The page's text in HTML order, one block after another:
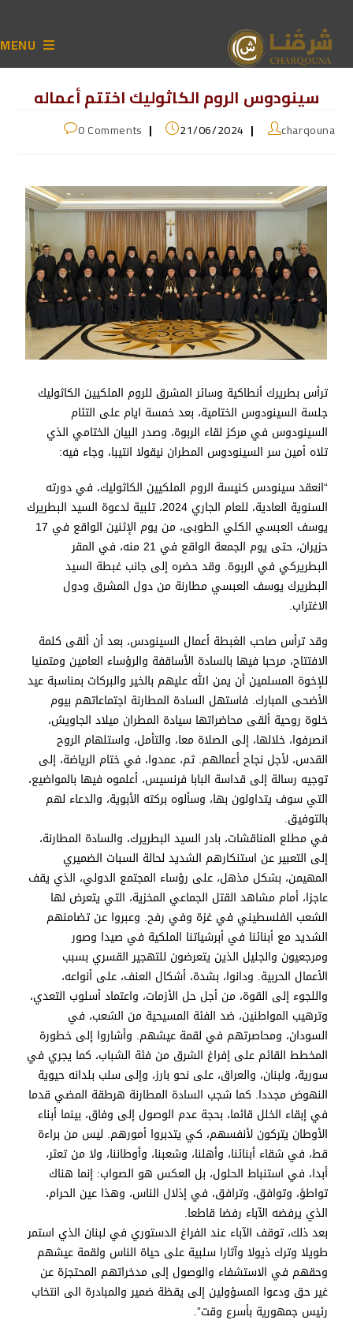
MENU
سينودوس الروم الكاثوليك اختتم أعماله
charqouna
21/06/2024
0 Comments
ترأس بطريرك أنطاكية وسائر المشرق للروم الملكيين الكاثوليك
جلسة السينودوس الختامية، بعد خمسة ايام على التئام
السينودوس في مركز لقاء الربوة، وصدر البيان الختامي الذي
تلاه أمين سر السينودوس المطران نيقولا انتيبا، وجاء فيه:
“انعقد سينودس كنيسة الروم الملكيين الكاثوليك، في دورته
السنوية العادية، للعام الجاري 2024، تلبية لدعوة السيد البطريرك
يوسف العبسي الكلي الطوبى، من يوم الإثنين الواقع في 17
حزيران، حتى يوم الجمعة الواقع في 21 منه، في المقر
البطريركي في الربوة. وقد حضره إلى جانب غبطة السيد
البطريرك يوسف العبسي مطارنة من دول المشرق ودول
الاغتراب.
وقد ترأس صاحب الغبطة أعمال السينودس، بعد أن ألقى كلمة
الافتتاح، مرحبا فيها بالسادة الأساقفة والرؤساء العامين ومتمنيا
للإخوة المسلمين أن يمن الله عليهم بالخير والبركات بمناسبة عيد
الأضحى المبارك. فاستهل السادة المطارنة اجتماعاتهم بيوم
خلوة روحية ألقى محاضراتها سيادة المطران ميلاد الجاويش،
انصرفوا، خلالها، إلى الصلاة معا، والتأمل، واستلهام الروح
القدس، لأجل نجاح أعمالهم. ثم، عمدوا، في ختام الرياضة، إلى
توجيه رسالة إلى قداسة البابا فرنسيس، أعلموه فيها بالمواضيع،
التي سوف يتداولون بها، وسألوه بركته الأبوية، والدعاء لهم
بالتوفيق.
في مطلع المناقشات، بادر السيد البطريرك، والسادة المطارنة،
إلى التعبير عن استنكارهم الشديد لحالة السبات الضميري
المهيمن، بشكل مذهل، على رؤساء المجتمع الدولي، الذي يقف
عاجزا، أمام مشاهد القتل الجماعي المخزية، التي يتعرض لها
الشعب الفلسطيني في غزة وفي رفح. وعبروا عن تضامنهم
الشديد مع أبنائنا في أبرشياتنا الملكية في صيدا وصور
ومرجعيون والجليل الذين يتعرضون للتهجير القسري بسبب
الأعمال الحربية. ودانوا، بشدة، أشكال العنف، على أنواعه،
واللجوء إلى القوة، من أجل حل الأزمات، واعتماد أسلوب التعدي،
وترهيب المواطنين، ضد الفئة المسيحية من الشعب، في
السودان، ومحاصرتهم في لقمة عيشهم. وأشاروا إلى خطورة
المخطط القائم على إفراغ الشرق من فئة الشباب، كما يجري في
سورية، ولبنان، والعراق، على نحو بارز، وإلى سلب بلدانه حيوية
النهوض مجددا. كما شجب السادة المطارنة هرطقة المضي قدما
في إبقاء الخلل قائما، بحجة عدم الوصول إلى وفاق، بينما أبناء
الأوطان يتركون لأنفسهم، كي يتدبروا أمورهم. ليس من براءة
قط، في شقاء أبنائنا، وأهلنا، وشعبنا، وأوطاننا، ولا من تعثر،
أبدا، في استنباط الحلول، بل العكس هو الصواب: إنما هناك
تواطؤ، وتوافق، وترافق، في إذلال الناس، وهذا عين الحرام،
الذي يرفضه الآباء رفضا قاطعا.
بعد ذلك، توقف الآباء عند الفراغ الدستوري في لبنان الذي استمر
طويلا وترك ذيولا وآثارا سلبية على حياة الناس ولقمة عيشهم
وحقهم في الاستشفاء والوصول إلى مدخراتهم المحتجزة عن
غير حق ودعوا المسؤولين إلى يقظة ضمير والمبادرة الى انتخاب
رئيس جمهورية بأسرع وقت”.